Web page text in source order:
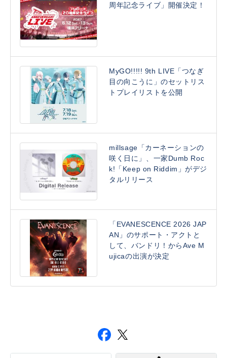
周年記念ライブ」開催決定！
MyGO!!!!! 9th LIVE「つなぎ
目の向こうに」のセットリス
トプレイリストを公開
millsage「カーネーションの
咲く日に」、一家Dumb Roc
k!「Keep on Riddim」がデジ
タルリリース
「EVANESCENCE 2026 JAP
AN」のサポート・アクトと
して、バンドリ！からAve M
ujicaの出演が決定